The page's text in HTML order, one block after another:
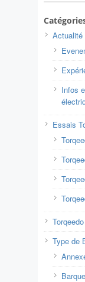
Actualité
Infos
Essais
Type de